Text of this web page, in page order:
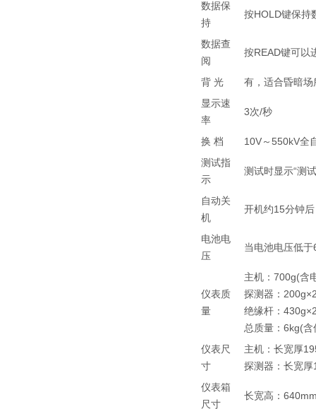
数据保
持
按HOLD键保持
数据查
阅
按READ键可以
背 光
有，适合昏暗场
显示速
率
3次/秒
换 档
10V～550kV全
测试指
示
测试时显示“测
自动关
机
开机约15分钟
电池电
压
当电池电压低
仪表质
量
主机：700g(含
探测器：
绝缘杆：
总质量：6kg(
仪表尺
寸
主机：长宽厚
探测器：长宽
仪表箱
尺寸
长宽高：